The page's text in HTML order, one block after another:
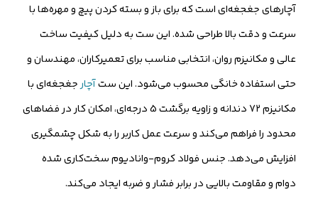
آچارهای جغجغه‌ای است که برای باز و بسته کردن پیچ و مهره‌ها با
سرعت و دقت بالا طراحی شده. این ست به دلیل کیفیت ساخت
عالی و مکانیزم روان، انتخابی مناسب برای تعمیرکاران، مهندسان و
حتی استفاده خانگی محسوب می‌شود. این ستآچارجغجغه‌ای با
مکانیزم 72 دندانه و زاویه برگشت 5 درجه‌ای، امکان کار در فضاهای
محدود را فراهم می‌کند و سرعت عمل کاربر را به شکل چشمگیری
افزایش می‌دهد. جنس فولاد کروم-وانادیوم سخت‌کاری شده
دوام و مقاومت بالایی در برابر فشار و ضربه ایجاد می‌کند.